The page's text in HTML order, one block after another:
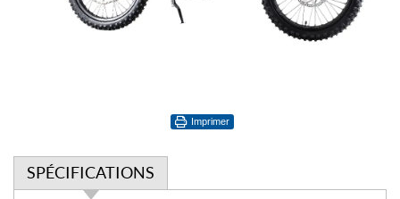
Imprimer
SPÉCIFICATIONS